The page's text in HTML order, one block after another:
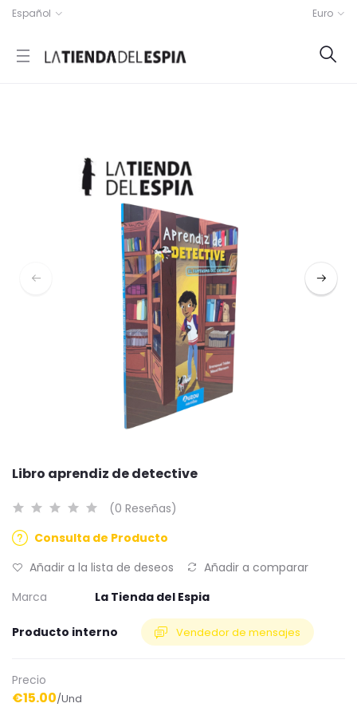
Español Euro
Libro aprendiz de detective
(0 Reseñas)
Consulta de Producto
Añadir a la lista de deseos
Añadir a comparar
Marca
La Tienda del Espia
Producto interno Vendedor de mensajes
Precio
€15.00/Und